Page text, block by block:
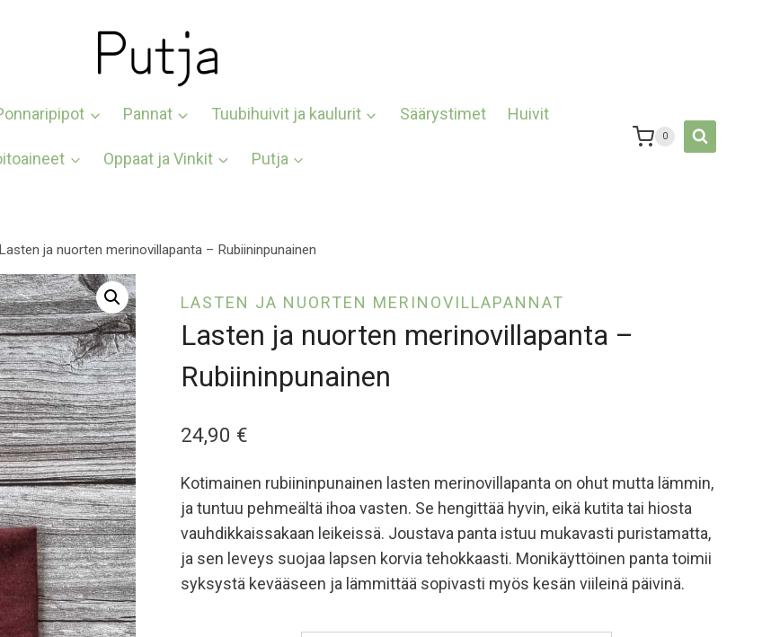
Pannat Tuubihuivit ja kaulurit Säärystimet Huivit
Oppaat ja Vinkit Putja
0
Lasten ja nuorten merinovillapanta – Rubiininpunainen
LASTEN JA NUORTEN MERINOVILLAPANNAT
Lasten ja nuorten merinovillapanta –
Rubiininpunainen
24,90 €
Kotimainen rubiininpunainen lasten merinovillapanta on ohut mutta lämmin,
ja tuntuu pehmeältä ihoa vasten. Se hengittää hyvin, eikä kutita tai hiosta
vauhdikkaissakaan leikeissä. Joustava panta istuu mukavasti puristamatta,
ja sen leveys suojaa lapsen korvia tehokkaasti. Monikäyttöinen panta toimii
syksystä kevääseen ja lämmittää sopivasti myös kesän viileinä päivinä.